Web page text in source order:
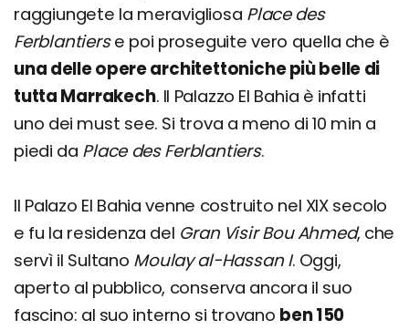
raggiungete la meravigliosa Place des
Ferblantierse poi proseguite vero quella che è
una delle opere architettoniche più belle di
tutta Marrakech. Il Palazzo El Bahia è infatti
uno dei must see. Si trova a meno di 10 min a
piedi da Place des Ferblantiers.
Il Palazo El Bahia venne costruito nel XIX secolo
e fu la residenza del Gran Visir Bou Ahmed, che
servì il Sultano Moulay al-Hassan I. Oggi,
aperto al pubblico, conserva ancora il suo
fascino: al suo interno si trovano ben 150